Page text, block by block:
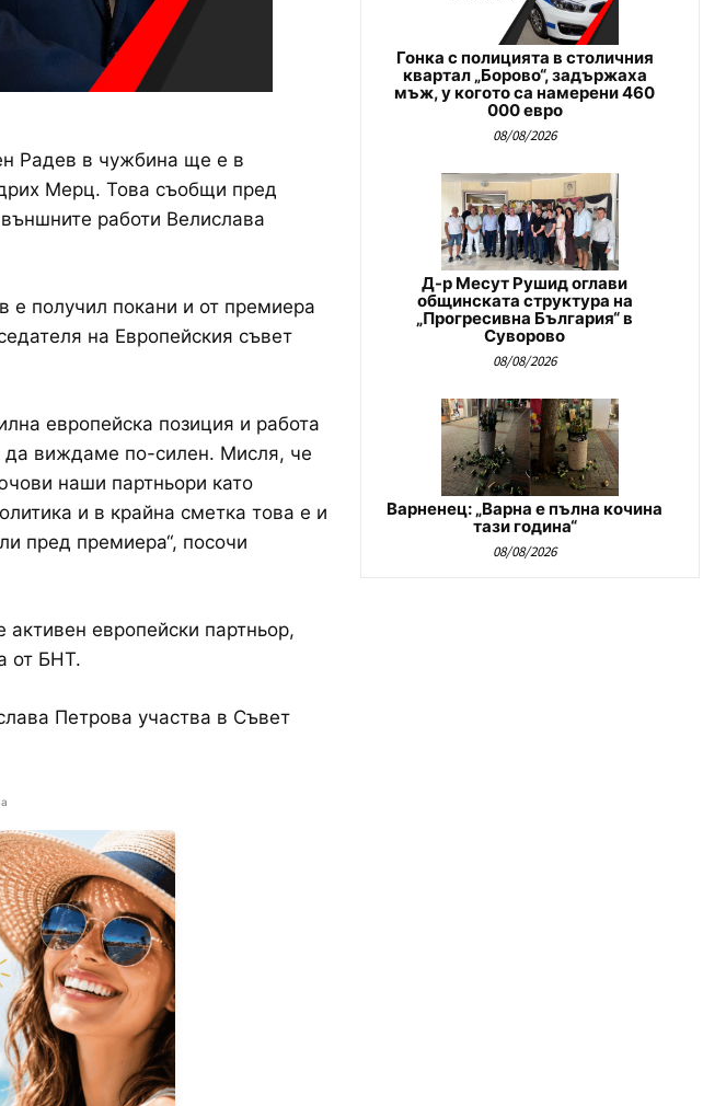
Радев в чужбина ще е в
Мерц. Това съобщи пред
работи Велислава
получил покани и от премиера
на Европейския съвет
европейска позиция и работа
да виждаме по-силен. Мисля, че
наши партньори като
и в крайна сметка това е и
пред премиера“, посочи
европейски партньор,
от БНТ.
Петрова участва в Съвет
Гонка с полицията в столичния
квартал „Борово“, задържаха
мъж, у когото са намерени 460
000 евро
08/08/2026
Д-р Месут Рушид оглави
общинската структура на
„Прогресивна България“ в
Суворово
08/08/2026
Варненец: „Варна е пълна кочина
тази година“
08/08/2026